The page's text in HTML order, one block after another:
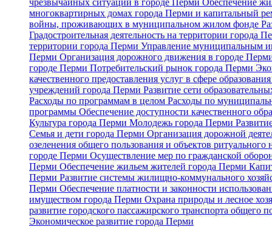
чрезвычайных ситуаций в городе Перми Обеспечение
многоквартирных домах города Перми и капитальный
войны, проживающих в муниципальном жилом фонде
Градостроительная деятельность на территории города
территории города Перми Управление муниципальным
Перми Организация дорожного движения в городе
городе Перми Потребительский рынок города Перми
качественного предоставления услуг в сфере
учреждений города Перми Развитие сети
Расходы по программам в целом Расходы по
программы Обеспечение доступности качественного
Культура города Перми Молодежь города Перми
Семья и дети города Перми Организация дорожной
озеленения общего пользования и объектов
городе Перми Осуществление мер по гражданской
Перми Обеспечение жильем жителей города Перми
Перми Развитие системы жилищно-коммунального
Перми Обеспечение платности и законности
имуществом города Перми Охрана природы и лесное
развитие городского пассажирского транспорта общего
Экономическое развитие города Перми